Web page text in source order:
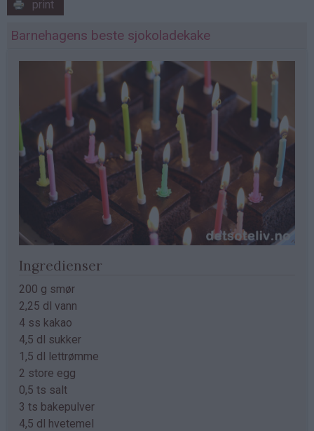
print
Barnehagens beste sjokoladekake
Ingredienser
200 g smør
2,25 dl vann
4 ss kakao
4,5 dl sukker
1,5 dl lettrømme
2 store egg
0,5 ts salt
3 ts bakepulver
4,5 dl hvetemel